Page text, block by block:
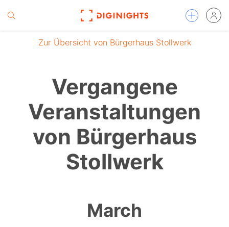
Zur Übersicht von Bürgerhaus Stollwerk
Vergangene
Veranstaltungen
von Bürgerhaus
Stollwerk
March